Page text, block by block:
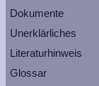
Dokumente
Unerklärliches
Literaturhinweis
Glossar